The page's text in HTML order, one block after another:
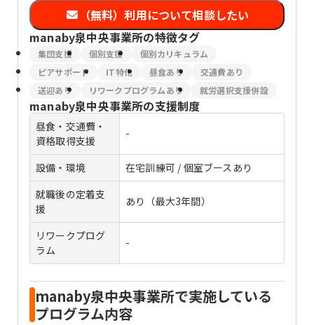
（無料）利用について相談したい
manaby泉中央事業所の特徴タグ
集団支援 個別支援
個別カリキュラム
ピアサポート
IT特化 昼食あり
交通費あり
送迎あり
リワークプログラムあり 就労選択支援併設
manaby泉中央事業所の支援制度
昼食・交通費・
資格取得支援
-
設備・環境
在宅訓練可 / 個室ブースあり
就職後の定着支
援
あり（最大3年間）
リワークプログ
ラム
-
manaby泉中央事業所で実施している
プログラム内容